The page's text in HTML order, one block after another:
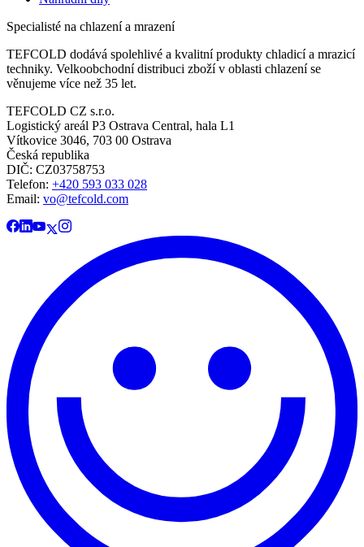
Specialisté na chlazení a mrazení
TEFCOLD dodává spolehlivé a kvalitní produkty chladicí a mrazicí
techniky. Velkoobchodní distribuci zboží v oblasti chlazení se
věnujeme více než 35 let.
TEFCOLD CZ s.r.o.
Logistický areál P3 Ostrava Central, hala L1
Vítkovice 3046, 703 00 Ostrava
Česká republika
DIČ: CZ03758753​​​​​​
Telefon: +420 593 033 028
Email: vo@tefcold.com